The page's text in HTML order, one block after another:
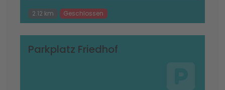
2.12 km Geschlossen
Parkplatz Friedhof